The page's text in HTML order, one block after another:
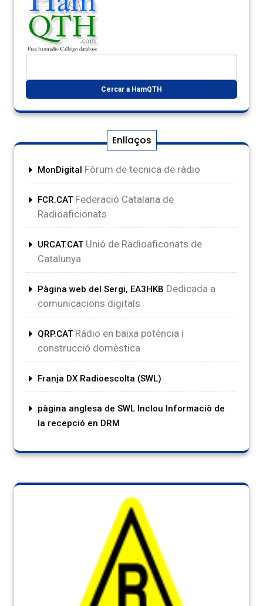
Enllaços
MonDigital Fòrum de tecnica de ràdio
FCR.CAT Federació Catalana de
Radioaficionats
URCAT.CATUnió de Radioaficonats de
Catalunya
Pàgina web del Sergi, EA3HKB Dedicada a
comunicacions digitals
QRP.CATRàdio en baixa potència i
construcció domèstica
Franja DX Radioescolta (SWL)
pàgina anglesa de SWL Inclou Informaciò de
la recepció en DRM